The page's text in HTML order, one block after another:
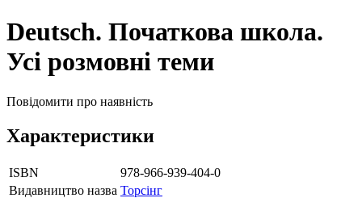
Deutsch. Початкова школа.
Усі розмовні теми
Повідомити про наявність
Характеристики
ISBN
978-966-939-404-0
Видавництво назва Торсінг